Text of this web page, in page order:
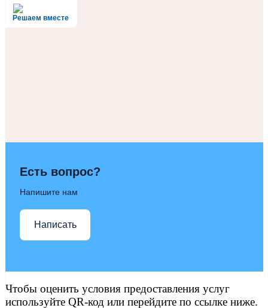
Решаем вместе
Есть вопрос?
Напишите нам
Написать
Чтобы оценить условия предоставления услуг
используйте QR-код или перейдите по ссылке ниже.